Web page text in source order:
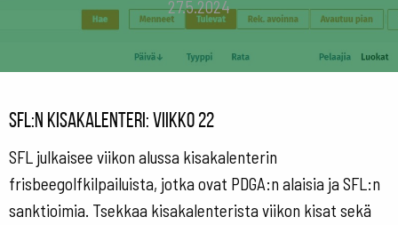
27.5.2024
SFL:n kisakalenteri: viikko 22
SFL julkaisee viikon alussa kisakalenterin
frisbeegolfkilpailuista, jotka ovat PDGA:n alaisia ja SFL:n
sanktioimia. Tsekkaa kisakalenterista viikon kisat sekä